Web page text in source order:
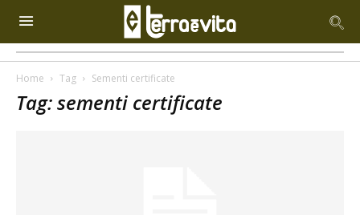
Home Tag Sementi certificate
Tag: sementi certificate